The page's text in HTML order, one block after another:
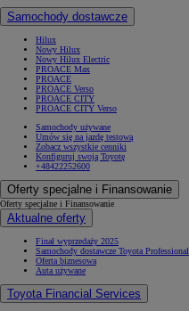
Samochody dostawcze
Hilux
Nowy Hilux
Nowy Hilux Electric
PROACE Max
PROACE
PROACE Verso
PROACE CITY
PROACE CITY Verso
Samochody używane
Umów się na jazdę testową
Zobacz wszystkie cenniki
Konfiguruj swoją Toyotę
+48422252600
Oferty specjalne i Finansowanie
Oferty specjalne i Finansowanie
Aktualne oferty
Finał wyprzedaży 2025
Samochody dostawcze Toyota Professional
Oferta biznesowa
Auta używane
Toyota Financial Services